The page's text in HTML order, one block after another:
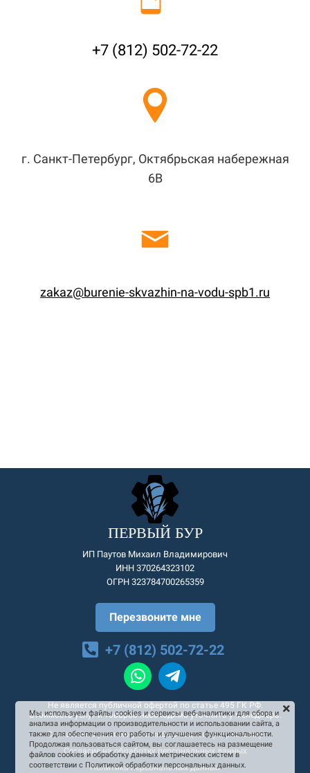
+7 (812) 502-72-22
г. Санкт-Петербург, Октябрьская набережная
6В
zakaz@burenie-skvazhin-na-vodu-spb1.ru
ПЕРВЫЙ БУР
ИП Паутов Михаил Владимирович
ИНН 370264323102
ОГРН 323784700265359
Перезвоните мне
+7 (812) 502-72-22
Не является публичной офертой по статье 495 ГК РФ.
Стоимость услуг и товаров необходимо уточнять у менеджера.
Согласие на рекламную и информационную рассылку
Согласие на обработку персональных данных
Политика персональных данных
Мы используем файлы cookies и сервисы веб-аналитики для сбора и
анализа информации о производительности и использовании сайта, а
также для обеспечения его работы и улучшения функциональности.
Продолжая пользоваться сайтом, вы соглашаетесь на размещение
файлов cookies и обработку данных метрических систем в
соответствии с Политикой обработки персональных данных.